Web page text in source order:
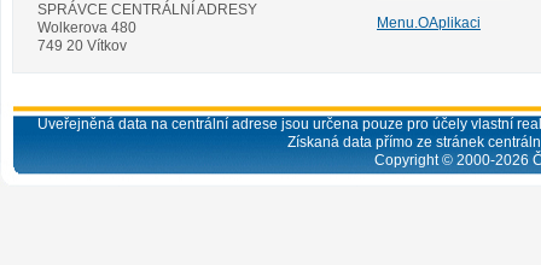
SPRÁVCE CENTRÁLNÍ ADRESY
Wolkerova 480
749 20 Vítkov
Menu.OAplikaci
Uveřejněná data na centrální adrese jsou určena pouze pro účely vlastní
Získaná data přímo ze stránek
Copyright © 2000-2026